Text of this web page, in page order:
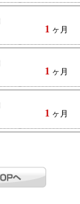
1 ヶ月
1 ヶ月
1 ヶ月